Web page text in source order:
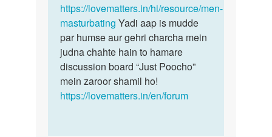
https://lovematters.in/hi/resource/men-
masturbating Yadi aap is mudde
par humse aur gehri charcha mein
judna chahte hain to hamare
discussion board “Just Poocho”
mein zaroor shamil ho!
https://lovematters.in/en/forum